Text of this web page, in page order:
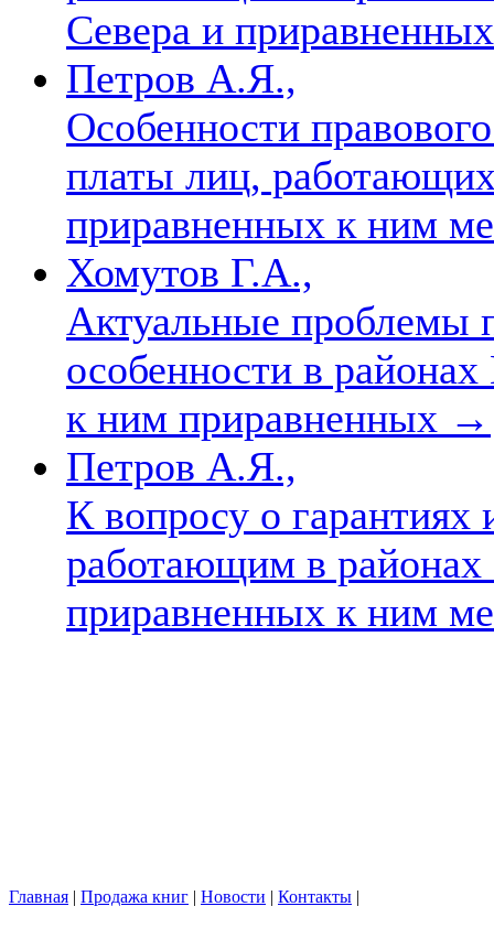
Севера и
Петров А.Я.,
Особенности
платы лиц,
приравненных к ним
Хомутов Г.А.,
Актуальные проблемы
особенности в
к ним приравненных →
Петров А.Я.,
К вопросу о
работающим в районах
приравненных к ним
Главная | Продажа книг | Новости | Контакты |